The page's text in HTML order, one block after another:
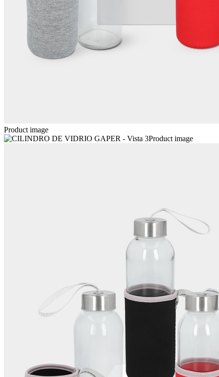
Product image
Product image